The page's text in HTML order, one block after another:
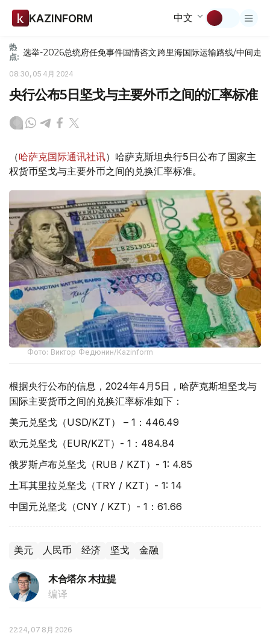
KAZINFORM 中文
热
点: 选举-2026总统府任免事件国情咨文跨里海国际运输路线/中间走廊
08:30, 05 4月 2024
央行公布5日坚戈与主要外币之间的汇率标准
（哈萨克国际通讯社讯）哈萨克斯坦央行5日公布了国家主
权货币坚戈与主要外币之间的兑换汇率标准。
Фото: Виктор Федюнин/Kazinform
根据央行公布的信息，2024年4月5日，哈萨克斯坦坚戈与
国际主要货币之间的兑换汇率标准如下：
美元兑坚戈（USD/KZT） – 1：446.49
欧元兑坚戈（EUR/KZT）- 1：484.84
俄罗斯卢布兑坚戈（RUB / KZT）- 1: 4.85
土耳其里拉兑坚戈（TRY / KZT）- 1: 14
中国元兑坚戈（CNY / KZT）- 1：61.66
美元 人民币 经济 坚戈 金融
木合塔尔 木拉提
编译
22:24, 07 8月 2026